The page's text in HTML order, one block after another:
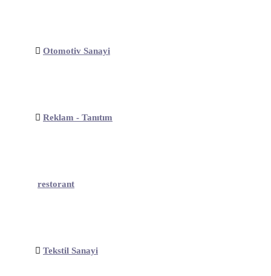
Otomotiv Sanayi
Reklam - Tanıtım
restorant
Tekstil Sanayi